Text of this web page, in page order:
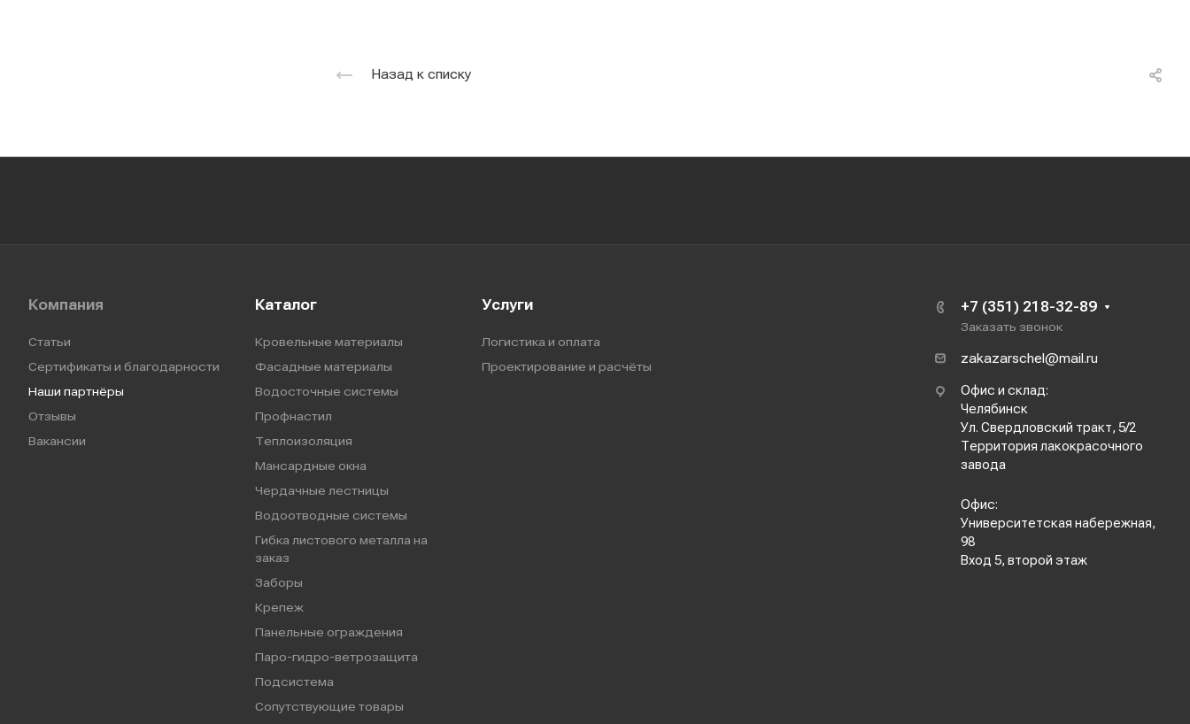
Назад к списку
Компания
Статьи
Сертификаты и благодарности
Наши партнёры
Отзывы
Вакансии
Каталог
Кровельные материалы
Фасадные материалы
Водосточные системы
Профнастил
Теплоизоляция
Мансардные окна
Чердачные лестницы
Водоотводные системы
Гибка листового металла на
заказ
Заборы
Крепеж
Панельные ограждения
Паро-гидро-ветрозащита
Подсистема
Сопутствующие товары
Услуги
Логистика и оплата
Проектирование и расчёты
+7 (351) 218-32-89
Заказать звонок
zakazarschel@mail.ru
Офис и склад:
Челябинск
Ул. Свердловский тракт, 5/2
Территория лакокрасочного
завода
Офис:
Университетская набережная,
98
Вход 5, второй этаж